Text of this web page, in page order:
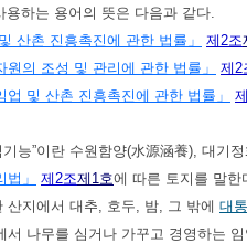
용하는 용어의 뜻은 다음과 같다.
산촌 진흥촉진에 관한 법률」 제2조
원의 조성 및 관리에 관한 법률」 제2
업 및 산촌 진흥촉진에 관한 법률」
기능”이란 수원함양(水源涵養), 대
법」 제2조제1호에 따른 토지를 말한
산지에서 대추, 호두, 밤, 그 밖에 대
서 나무를 심거나 가꾸고 경영하는